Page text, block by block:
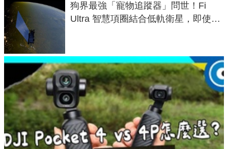
狗界最強「寵物追蹤器」問世！Fi
Ultra 智慧項圈結合低軌衛星，即使在